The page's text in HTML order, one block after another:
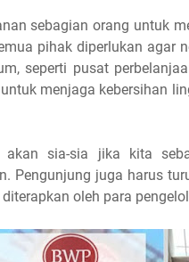
sebagian orang untuk
pihak diperlukan agar
seperti pusat
menjaga kebersihan
sia-sia jika kita
Pengunjung juga harus
oleh para